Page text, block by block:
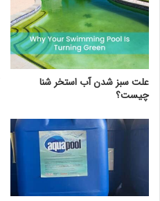
علت سبز شدن آب استخر شنا
چیست؟